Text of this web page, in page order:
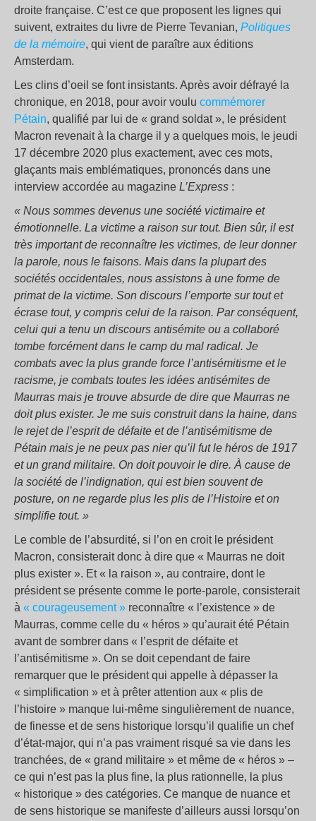
droite française. C’est ce que proposent les lignes qui
suivent, extraites du livre de Pierre Tevanian, Politiques
de la mémoire, qui vient de paraître aux éditions
Amsterdam.
Les clins d’oeil se font insistants. Après avoir défrayé la
chronique, en 2018, pour avoir voulu commémorer
Pétain, qualifié par lui de « grand soldat », le président
Macron revenait à la charge il y a quelques mois, le jeudi
17 décembre 2020 plus exactement, avec ces mots,
glaçants mais emblématiques, prononcés dans une
interview accordée au magazine L’Express :
« Nous sommes devenus une société victimaire et
émotionnelle. La victime a raison sur tout. Bien sûr, il est
très important de reconnaître les victimes, de leur donner
la parole, nous le faisons. Mais dans la plupart des
sociétés occidentales, nous assistons à une forme de
primat de la victime. Son discours l’emporte sur tout et
écrase tout, y compris celui de la raison. Par conséquent,
celui qui a tenu un discours antisémite ou a collaboré
tombe forcément dans le camp du mal radical. Je
combats avec la plus grande force l’antisémitisme et le
racisme, je combats toutes les idées antisémites de
Maurras mais je trouve absurde de dire que Maurras ne
doit plus exister. Je me suis construit dans la haine, dans
le rejet de l’esprit de défaite et de l’antisémitisme de
Pétain mais je ne peux pas nier qu’il fut le héros de 1917
et un grand militaire. On doit pouvoir le dire. À cause de
la société de l’indignation, qui est bien souvent de
posture, on ne regarde plus les plis de l’Histoire et on
simplifie tout. »
Le comble de l’absurdité, si l’on en croit le président
Macron, consisterait donc à dire que « Maurras ne doit
plus exister ». Et « la raison », au contraire, dont le
président se présente comme le porte-parole, consisterait
à « courageusement » reconnaître « l’existence » de
Maurras, comme celle du « héros » qu’aurait été Pétain
avant de sombrer dans « l’esprit de défaite et
l’antisémitisme ». On se doit cependant de faire
remarquer que le président qui appelle à dépasser la
« simplification » et à prêter attention aux « plis de
l’histoire » manque lui-même singulièrement de nuance,
de finesse et de sens historique lorsqu’il qualifie un chef
d’état-major, qui n’a pas vraiment risqué sa vie dans les
tranchées, de « grand militaire » et même de « héros » –
ce qui n’est pas la plus fine, la plus rationnelle, la plus
« historique » des catégories. Ce manque de nuance et
de sens historique se manifeste d’ailleurs aussi lorsqu’on